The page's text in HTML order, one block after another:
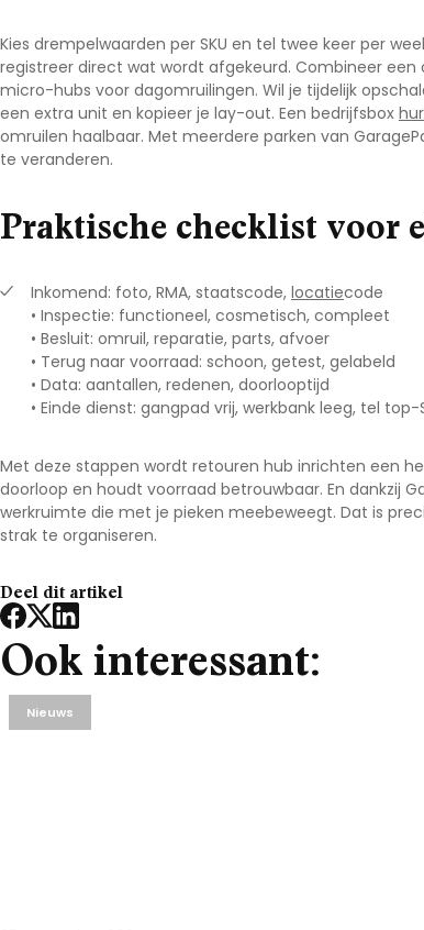
Kies drempelwaarden per SKU en tel twee keer per
registreer direct wat wordt afgekeurd. Combineer een
micro-hubs voor dagomruilingen. Wil je tijdelijk
een extra unit en kopieer je lay-out. Een bedrijfsbox
omruilen haalbaar. Met meerdere parken van
te veranderen.
Praktische checklist voor
Inkomend: foto, RMA, staatscode, locatiecode
• Inspectie: functioneel, cosmetisch, compleet
• Besluit: omruil, reparatie, parts, afvoer
• Terug naar voorraad: schoon, getest, gelabeld
• Data: aantallen, redenen, doorlooptijd
• Einde dienst: gangpad vrij, werkbank leeg, tel top-
Met deze stappen wordt retouren hub inrichten een
doorloop en houdt voorraad betrouwbaar. En dankzij
werkruimte die met je pieken meebeweegt. Dat is
strak te organiseren.
Deel dit artikel
Ook interessant:
Nieuws